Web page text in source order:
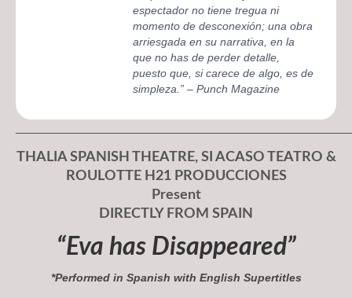
espectador no tiene tregua ni
momento de desconexión; una obra
arriesgada en su narrativa, en la
que no has de perder detalle,
puesto que, si carece de algo, es de
simpleza.” – Punch Magazine
THALIA SPANISH THEATRE, SI ACASO TEATRO &
ROULOTTE H21 PRODUCCIONES
Present
DIRECTLY FROM SPAIN
“Eva has Disappeared”
*Performed in Spanish with English Supertitles